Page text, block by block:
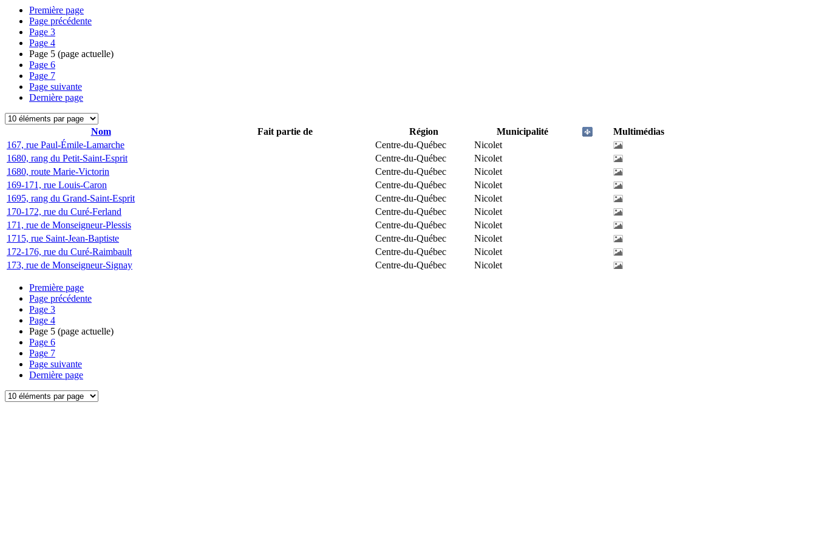
Première page
Page précédente
Page 3
Page 4
Page 5 (page actuelle)
Page 6
Page 7
Page suivante
Dernière page
Nom Fait partie de Région Municipalité
Multimédias
167, rue Paul-Émile-Lamarche
Centre-du-Québec
Nicolet
1680, rang du Petit-Saint-Esprit
Centre-du-Québec
Nicolet
1680, route Marie-Victorin
Centre-du-Québec
Nicolet
169-171, rue Louis-Caron
Centre-du-Québec
Nicolet
1695, rang du Grand-Saint-Esprit
Centre-du-Québec
Nicolet
170-172, rue du Curé-Ferland
Centre-du-Québec
Nicolet
171, rue de Monseigneur-Plessis
Centre-du-Québec
Nicolet
1715, rue Saint-Jean-Baptiste
Centre-du-Québec
Nicolet
172-176, rue du Curé-Raimbault
Centre-du-Québec
Nicolet
173, rue de Monseigneur-Signay
Centre-du-Québec Nicolet
Première page
Page précédente
Page 3
Page 4
Page 5 (page actuelle)
Page 6
Page 7
Page suivante
Dernière page